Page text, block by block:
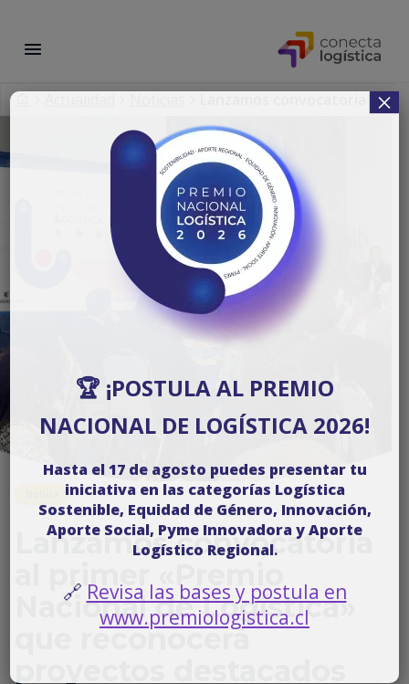
Lanzamos convocatoria al
Lanzamos convocatoria
al primer «Premio
Nacional de Logística»
que reconocerá
🏆 ¡POSTULA AL PREMIO
NACIONAL DE LOGÍSTICA 2026!
Hasta el 17 de agosto puedes presentar tu
iniciativa en las categorías Logística
Sostenible, Equidad de Género, Innovación,
Aporte Social, Pyme Innovadora y Aporte
Logístico Regional.
🔗 Revisa las bases y postula en
www.premiologistica.cl
×